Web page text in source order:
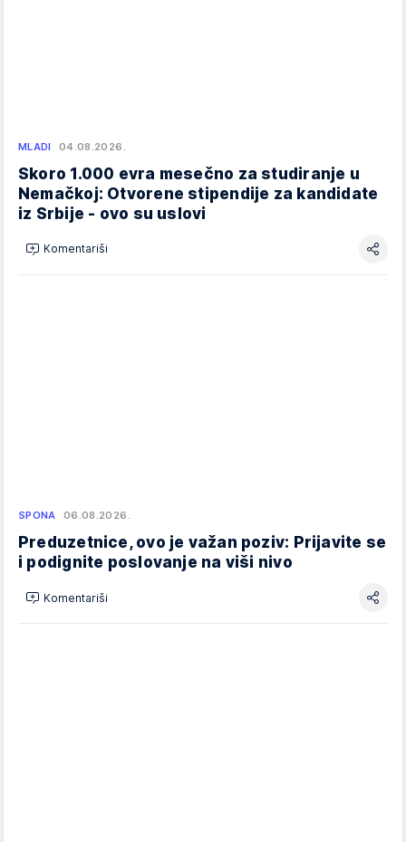
MLADI 04.08.2026.
Skoro 1.000 evra mesečno za studiranje u
Nemačkoj: Otvorene stipendije za kandidate
iz Srbije - ovo su uslovi
Komentariši
SPONA 06.08.2026.
Preduzetnice, ovo je važan poziv: Prijavite se
i podignite poslovanje na viši nivo
Komentariši